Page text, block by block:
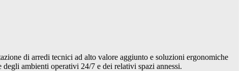
di arredi tecnici ad alto valore aggiunto e soluzioni ergonomiche
ambienti operativi 24/7 e dei relativi spazi annessi.